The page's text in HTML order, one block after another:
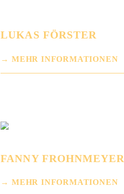
LUKAS FÖRSTER
MEHR INFORMATIONEN
FANNY FROHNMEYER
MEHR INFORMATIONEN